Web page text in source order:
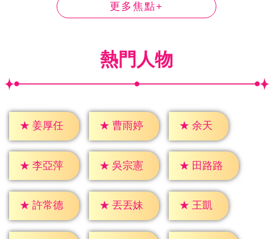
更多焦點+
熱門人物
★ 姜厚任 ★ 曹雨婷 ★ 余天
★ 李亞萍 ★ 吳宗憲 ★ 田路路
★ 許常德 ★ 丟丟妹 ★ 王凱